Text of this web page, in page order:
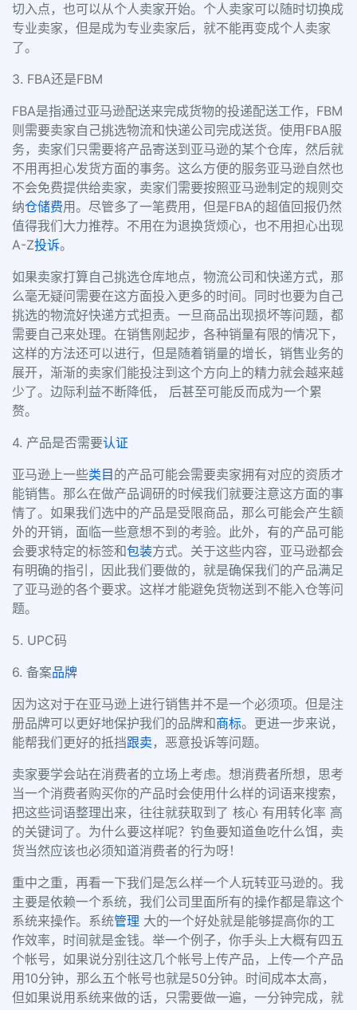
切入点，也可以从个人卖家开始。个人卖家可以随时切换成
专业卖家，但是成为专业卖家后，就不能再变成个人卖家
了。
3. FBA还是FBM
FBA是指通过亚马逊配送来完成货物的投递配送工作，FBM
则需要卖家自己挑选物流和快递公司完成送货。使用FBA服
务，卖家们只需要将产品寄送到亚马逊的某个仓库，然后就
不用再担心发货方面的事务。这么方便的服务亚马逊自然也
不会免费提供给卖家，卖家们需要按照亚马逊制定的规则交
纳仓储费用。尽管多了一笔费用，但是FBA的超值回报仍然
值得我们大力推荐。不用在为退换货烦心，也不用担心出现
A-Z投诉。
如果卖家打算自己挑选仓库地点，物流公司和快递方式，那
么毫无疑问需要在这方面投入更多的时间。同时也要为自己
挑选的物流好快递方式担责。一旦商品出现损坏等问题，都
需要自己来处理。在销售刚起步，各种销量有限的情况下，
这样的方法还可以进行，但是随着销量的增长，销售业务的
展开，渐渐的卖家们能投注到这个方向上的精力就会越来越
少了。边际利益不断降低， 后甚至可能反而成为一个累
赘。
4. 产品是否需要认证
亚马逊上一些类目 的产品可能会需要卖家拥有对应的资质才
能销售。那么在做产品调研的时候我们就要注意这方面的事
情了。如果我们选中的产品是受限商品，那么可能会产生额
外的开销，面临一些意想不到的考验。此外，有的产品可能
会要求特定的标签和包装方式。关于这些内容，亚马逊都会
有明确的指引，因此我们要做的，就是确保我们的产品满足
了亚马逊的各个要求。这样才能避免货物送到不能入仓等问
题。
5. UPC码
6. 备案品牌
因为这对于在亚马逊上进行销售并不是一个必须项。但是注
册品牌可以更好地保护我们的品牌和商标。更进一步来说，
能帮我们更好的抵挡跟卖 ，恶意投诉等问题。
卖家要学会站在消费者的立场上考虑。想消费者所想，思考
当一个消费者购买你的产品时会使用什么样的词语来搜索，
把这些词语整理出来，往往就获取到了 核心 有用转化率 高
的关键词了。为什么要这样呢？钓鱼要知道鱼吃什么饵，卖
货当然应该也必须知道消费者的行为呀！
重中之重，再看一下我们是怎么样一个人玩转亚马逊的。我
主要是依赖一个系统，我们公司里面所有的操作都是靠这个
系统来操作。系统管理 大的一个好处就是能够提高你的工
作效率，时间就是金钱。举一个例子，你手头上大概有四五
个帐号，如果说分别往这几个帐号上传产品，上传一个产品
用10分钟，那么五个帐号也就是50分钟。时间成本太高，
但如果说用系统来做的话，只需要做一遍，一分钟完成，就